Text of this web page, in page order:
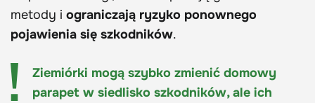
metody i ograniczają ryzyko ponownego
pojawienia się szkodników.
Ziemiórki mogą szybko zmienić domowy
parapet w siedlisko szkodników, ale ich